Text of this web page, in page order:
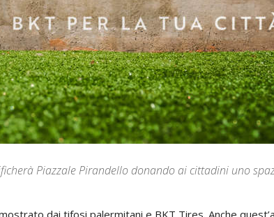
Piazzale Pirandello donando ai cittadini uno
dai tifosi palermitani e BKT Tires. Anche